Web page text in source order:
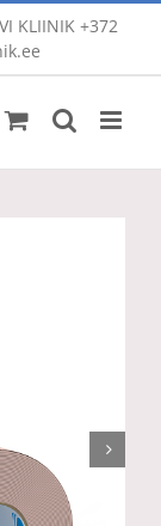
KLIINIK +372